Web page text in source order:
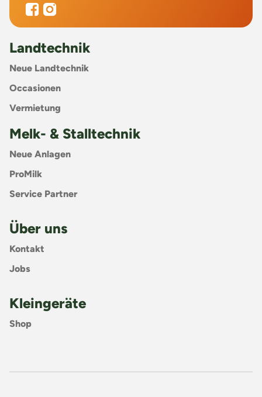
Landtechnik
Neue Landtechnik
Occasionen
Vermietung
Melk- & Stalltechnik
Neue Anlagen
ProMilk
Service Partner
Über uns
Kontakt
Jobs
Kleingeräte
Shop